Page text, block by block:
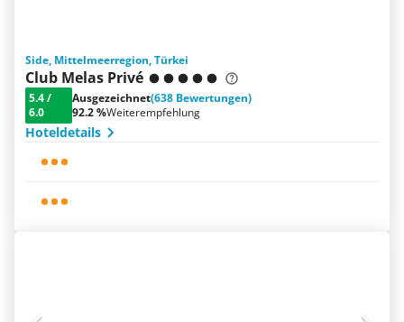
Side, Mittelmeerregion, Türkei
Club Melas Privé
5.4/
6.0
Ausgezeichnet(638 Bewertungen)
92.2 %Weiterempfehlung
Hoteldetails